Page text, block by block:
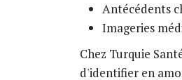
Antécédents
Imageries
Chez Turquie
d'identifier en